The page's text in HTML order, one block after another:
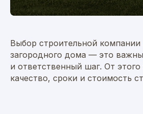
Выбор строительной компании
загородного дома — это
и ответственный шаг. От этого
качество, сроки и стоимость